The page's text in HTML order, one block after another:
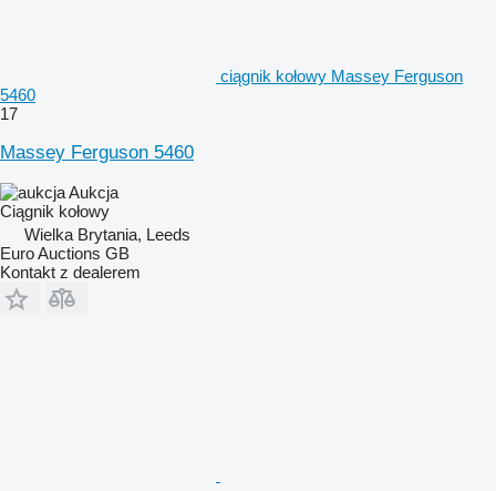
ciągnik kołowy Massey Ferguson
5460
17
Massey Ferguson 5460
Aukcja
Ciągnik kołowy
Wielka Brytania, Leeds
Euro Auctions GB
Kontakt z dealerem